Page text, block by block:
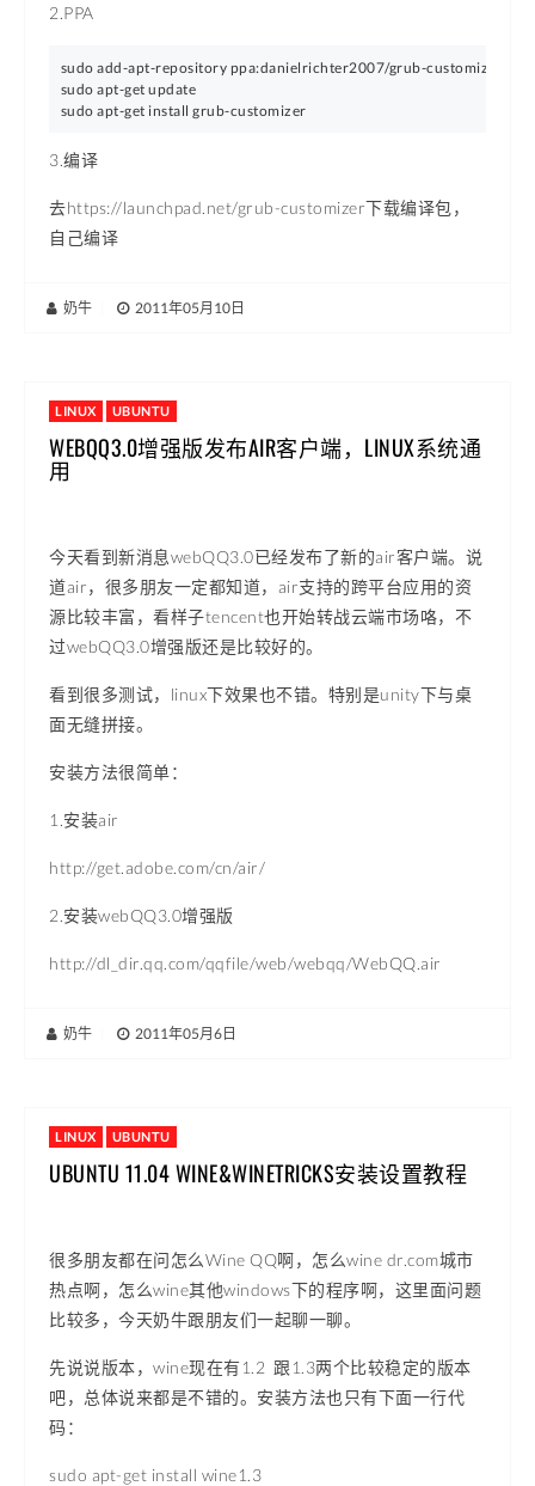
2.PPA
sudo add-apt-repository ppa:danielrichter2007/grub-customizer
sudo apt-get update
3.编译
去https://launchpad.net/grub-customizer下载编译包，
自己编译
奶牛 2011年05月10日
LINUX UBUNTU
WEBQQ3.0增强版发布AIR客户端，LINUX系统通
用
今天看到新消息webQQ3.0已经发布了新的air客户端。说
道air，很多朋友一定都知道，air支持的跨平台应用的资
源比较丰富，看样子tencent也开始转战云端市场咯，不
过webQQ3.0增强版还是比较好的。
看到很多测试，linux下效果也不错。特别是unity下与桌
面无缝拼接。
安装方法很简单：
1.安装air
http://get.adobe.com/cn/air/
2.安装webQQ3.0增强版
http://dl_dir.qq.com/qqfile/web/webqq/WebQQ.air
奶牛 2011年05月6日
LINUX UBUNTU
UBUNTU 11.04 WINE&WINETRICKS安装设置教程
很多朋友都在问怎么Wine QQ啊，怎么wine dr.com城市
热点啊，怎么wine其他windows下的程序啊，这里面问题
比较多，今天奶牛跟朋友们一起聊一聊。
先说说版本，wine现在有1.2 跟1.3两个比较稳定的版本
吧，总体说来都是不错的。安装方法也只有下面一行代
码：
sudo apt-get install wine1.3